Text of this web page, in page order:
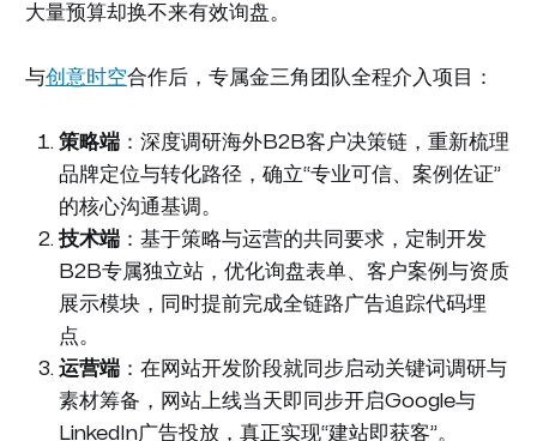
大量预算却换不来有效询盘。
与创意时空合作后，专属金三角团队全程介入项目：
策略端：深度调研海外B2B客户决策链，重新梳理
品牌定位与转化路径，确立“专业可信、案例佐证”
的核心沟通基调。
技术端：基于策略与运营的共同要求，定制开发
B2B专属独立站，优化询盘表单、客户案例与资质
展示模块，同时提前完成全链路广告追踪代码埋
点。
运营端：在网站开发阶段就同步启动关键词调研与
素材筹备，网站上线当天即同步开启Google与
LinkedIn广告投放，真正实现“建站即获客”。